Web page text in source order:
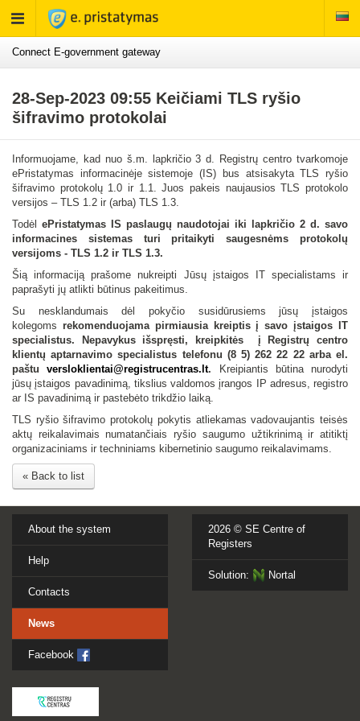
Rodyti
meniu
Connect E-government gateway
28-Sep-2023 09:55 Keičiami TLS ryšio
šifravimo protokolai
Informuojame, kad nuo š.m. lapkričio 3 d. Registrų centro tvarkomoje
ePristatymas informacinėje sistemoje (IS) bus atsisakyta TLS ryšio
šifravimo protokolų 1.0 ir 1.1. Juos pakeis naujausios TLS protokolo
versijos – TLS 1.2 ir (arba) TLS 1.3.
Todėl ePristatymas IS paslaugų naudotojai iki lapkričio 2 d. savo
informacines sistemas turi pritaikyti saugesnėms protokolų
versijoms - TLS 1.2 ir TLS 1.3.
Šią informaciją prašome nukreipti Jūsų įstaigos IT specialistams ir
paprašyti jų atlikti būtinus pakeitimus.
Su nesklandumais dėl pokyčio susidūrusiems jūsų įstaigos
kolegoms rekomenduojama pirmiausia kreiptis į savo įstaigos IT
specialistus. Nepavykus išspręsti, kreipkitės į Registrų centro
klientų aptarnavimo specialistus telefonu (8 5) 262 22 22 arba el.
paštuversloklientai@registrucentras.lt. Kreipiantis būtina nurodyti
jūsų įstaigos pavadinimą, tikslius valdomos įrangos IP adresus, registro
ar IS pavadinimą ir pastebėto trikdžio laiką.
TLS ryšio šifravimo protokolų pokytis atliekamas vadovaujantis teisės
aktų reikalavimais numatančiais ryšio saugumo užtikrinimą ir atitiktį
organizaciniams ir techniniams kibernetinio saugumo reikalavimams.
« Back to list
About the system
Help
Contacts
News
Facebook
2026 © SE Centre of
Registers
Solution: Nortal